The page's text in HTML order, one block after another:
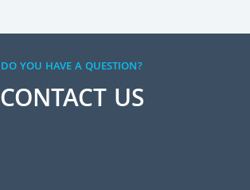
DO YOU HAVE A QUESTION?
CONTACT US